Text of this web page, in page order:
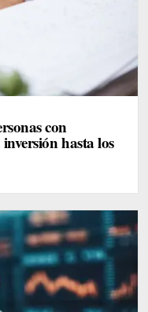
con
hasta los